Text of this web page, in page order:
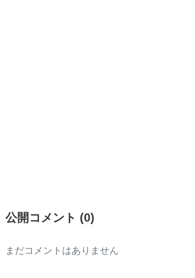
公開コメント (0)
まだコメントはありません